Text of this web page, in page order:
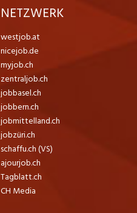
NETZWERK
westjob.at
nicejob.de
myjob.ch
zentraljob.ch
jobbasel.ch
jobbern.ch
jobmittelland.ch
jobzüri.ch
schaffu.ch (VS)
ajourjob.ch
Tagblatt.ch
CH Media